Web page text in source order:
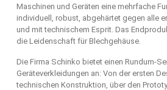
Maschinen und Geräten eine mehrfache
individuell, robust, abgehärtet gegen alle
und mit technischem Esprit. Das
die Leidenschaft für Blechgehäuse.
Die Firma Schinko bietet einen Rundum-
Geräteverkleidungen an: Von der ersten
technischen Konstruktion, über den